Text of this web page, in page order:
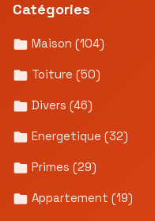
Catégories
Maison (104)
Toiture (50)
Divers (46)
Energetique (32)
Primes (29)
Appartement (19)